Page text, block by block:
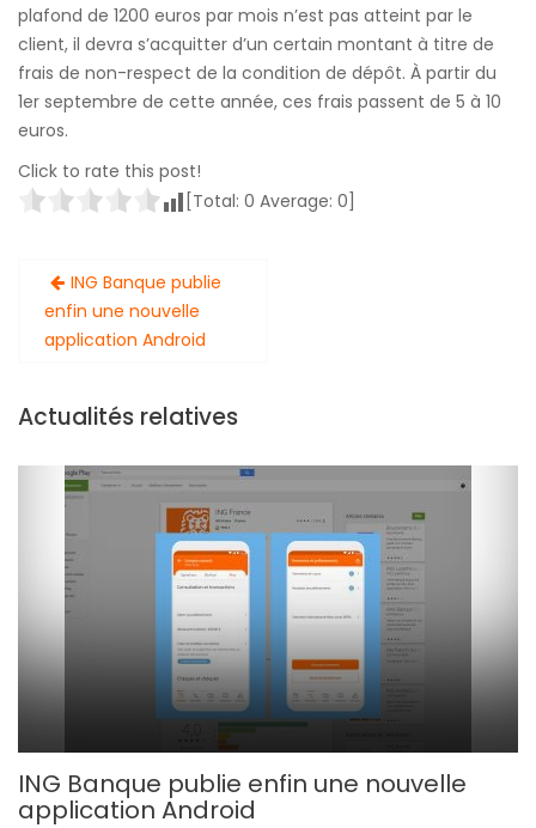
plafond de 1200 euros par mois n’est pas atteint par le
client, il devra s’acquitter d’un certain montant à titre de
frais de non-respect de la condition de dépôt. À partir du
1er septembre de cette année, ces frais passent de 5 à 10
euros.
Click to rate this post!
[Total: 0 Average: 0
Navigation
de
l’article
ING Banque publie
enfin une nouvelle
application Android
Actualités relatives
ING Banque publie enfin une nouvelle
application Android